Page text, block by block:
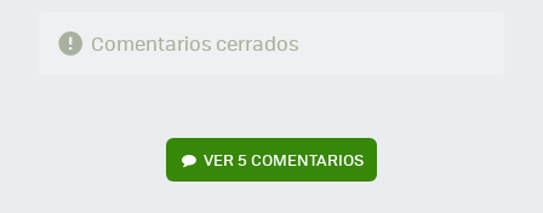
Comentarios cerrados
VER5 COMENTARIOS